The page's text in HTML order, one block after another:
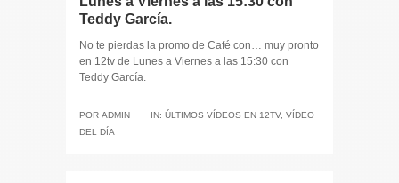
Teddy García.
No te pierdas la promo de Café con… muy pronto
en 12tv de Lunes a Viernes a las 15:30 con
Teddy García.
POR ADMIN ─ IN: ÚLTIMOS VÍDEOS EN 12TV, VÍDEO
DEL DÍA